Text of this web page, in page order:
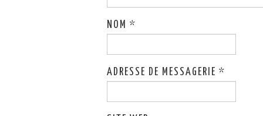
NOM *
ADRESSE DE MESSAGERIE *